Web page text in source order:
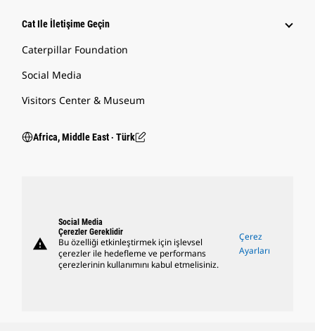
Cat Ile İletişime Geçin
Caterpillar Foundation
Social Media
Visitors Center & Museum
Africa, Middle East ‧ Türk
warning
Social Media
Çerezler Gereklidir
Bu özelliği etkinleştirmek için işlevsel
çerezler ile hedefleme ve performans
çerezlerinin kullanımını kabul etmelisiniz.
Çerez
Ayarları